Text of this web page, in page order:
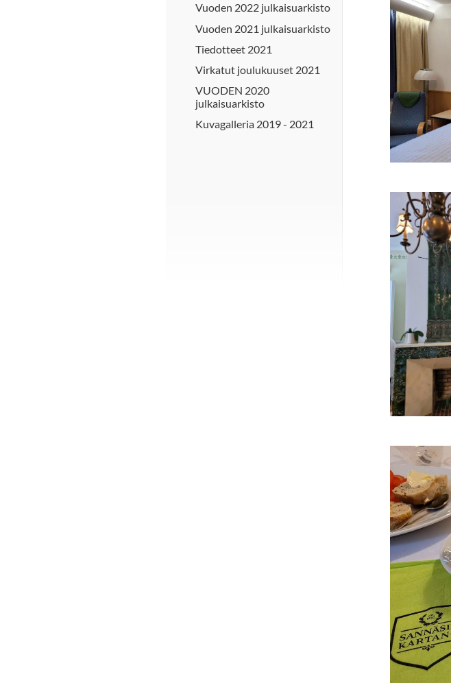
Vuoden 2022 julkaisuarkisto
Vuoden 2021 julkaisuarkisto
Tiedotteet 2021
Virkatut joulukuuset 2021
VUODEN 2020
julkaisuarkisto
Kuvagalleria 2019 - 2021